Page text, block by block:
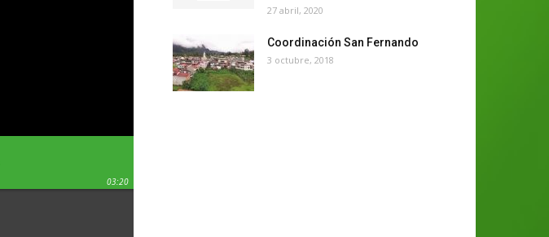
03:20
27 abril, 2020
Coordinación San Fernando
3 octubre, 2018